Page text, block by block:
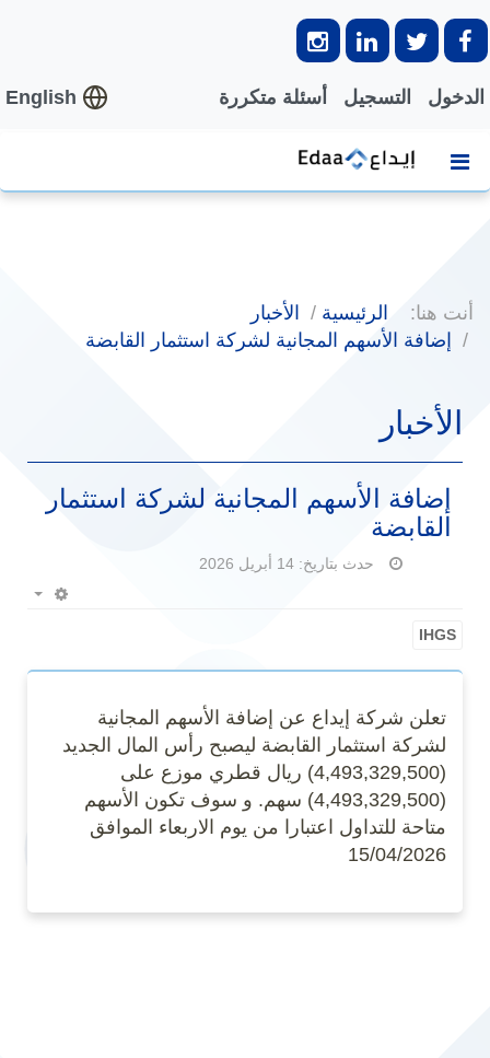
English الدخول التسجيل أسئلة متكررة
أنت هنا: الرئيسية
الأخبار
إضافة الأسهم المجانية لشركة استثمار القابضة
الأخبار
إضافة الأسهم المجانية لشركة استثمار
القابضة
حدث بتاريخ: 14 أبريل 2026
IHGS
تعلن شركة إيداع عن إضافة الأسهم المجانية
لشركة استثمار القابضة ليصبح رأس المال الجديد
(4,493,329,500) ريال قطري موزع على
(4,493,329,500) سهم. و سوف تكون الأسهم
متاحة للتداول اعتبارا من يوم الاربعاء الموافق
15/04/2026